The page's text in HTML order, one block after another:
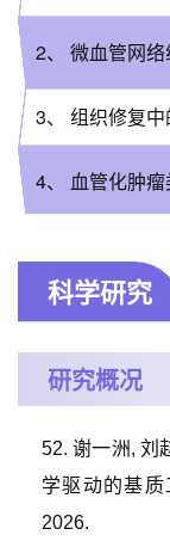
2、 微血管网
3、 组织修复
4、 血管化肿
科学研究
研究概况
52.谢一洲, 刘
学驱动的基
2026.